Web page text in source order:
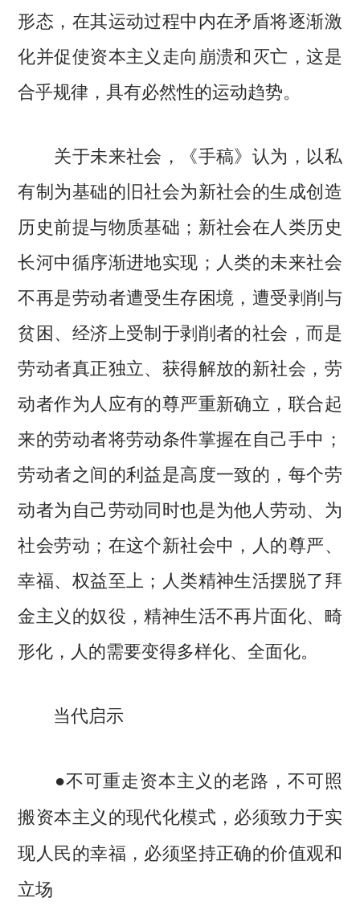
形态，在其运动过程中内在矛盾将逐渐激
化并促使资本主义走向崩溃和灭亡，这是
合乎规律，具有必然性的运动趋势。
关于未来社会，《手稿》认为，以私
有制为基础的旧社会为新社会的生成创造
历史前提与物质基础；新社会在人类历史
长河中循序渐进地实现；人类的未来社会
不再是劳动者遭受生存困境，遭受剥削与
贫困、经济上受制于剥削者的社会，而是
劳动者真正独立、获得解放的新社会，劳
动者作为人应有的尊严重新确立，联合起
来的劳动者将劳动条件掌握在自己手中；
劳动者之间的利益是高度一致的，每个劳
动者为自己劳动同时也是为他人劳动、为
社会劳动；在这个新社会中，人的尊严、
幸福、权益至上；人类精神生活摆脱了拜
金主义的奴役，精神生活不再片面化、畸
形化，人的需要变得多样化、全面化。
当代启示
●不可重走资本主义的老路，不可照
搬资本主义的现代化模式，必须致力于实
现人民的幸福，必须坚持正确的价值观和
立场